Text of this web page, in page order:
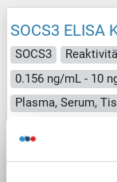
SOCS3 ELISA
SOCS3
0.156 ng/mL - 10
Plasma, Serum,